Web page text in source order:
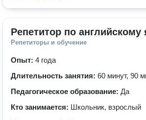
Репетитор по английскому
Репетиторы и обучение
Опыт: 4 года
Длительность занятия: 60 минут, 90
Педагогическое образование: Да
Кто занимается: Школьник, взрослый